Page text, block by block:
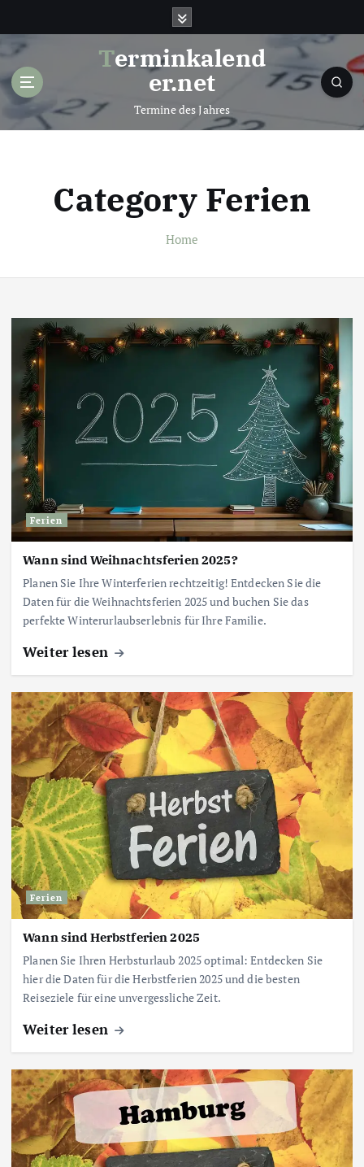
t
Terminkalend
er.net
Termine des Jahres
Category Ferien
Home
Ferien
Wann sind Weihnachtsferien 2025?
Planen Sie Ihre Winterferien rechtzeitig! Entdecken Sie die
Daten für die Weihnachtsferien 2025 und buchen Sie das
perfekte Winterurlaubserlebnis für Ihre Familie.
Weiter lesen
Ferien
Wann sind Herbstferien 2025
Planen Sie Ihren Herbsturlaub 2025 optimal: Entdecken Sie
hier die Daten für die Herbstferien 2025 und die besten
Reiseziele für eine unvergessliche Zeit.
Weiter lesen